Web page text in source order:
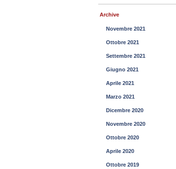
Archive
Novembre 2021
Ottobre 2021
Settembre 2021
Giugno 2021
Aprile 2021
Marzo 2021
Dicembre 2020
Novembre 2020
Ottobre 2020
Aprile 2020
Ottobre 2019